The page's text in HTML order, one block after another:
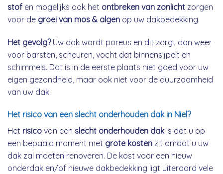
stof en mogelijks ook het ontbreken van zonlicht zorgen
voor de groei van mos & algen op uw dakbedekking.
Het gevolg?Uw dak wordt poreus en dit zorgt dan weer
voor barsten, scheuren, vocht dat binnensijpelt en
schimmels. Dat is in de eerste plaats niet goed voor uw
eigen gezondheid, maar ook niet voor de duurzaamheid
van uw dak.
Het risico van een slecht onderhouden dak in Niel?
Het risico van een slecht onderhouden dakis dat u op
een bepaald moment met grote kosten zit omdat u uw
dak zal moeten renoveren. De kost voor een nieuw
onderdak en/of nieuwe dakbedekking ligt uiteraard vele